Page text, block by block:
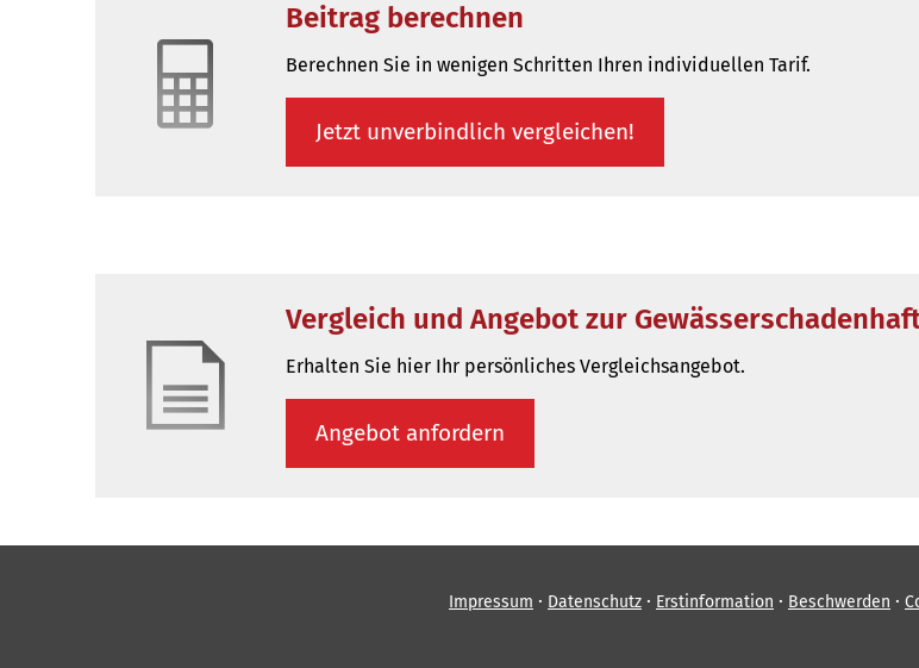
Beitrag berechnen
Berechnen Sie in wenigen Schritten Ihren individuellen Tarif.
Jetzt unverbindlich ver­gleichen!
Vergleich und Angebot zur
Erhalten Sie hier Ihr persönliches Vergleichsangebot.
An­ge­bot an­for­dern
Impressum · Datenschutz · Erstinformation · Beschwerden ·